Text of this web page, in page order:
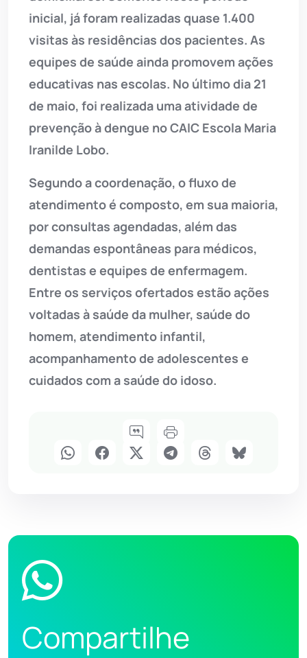
inicial, já foram realizadas quase 1.400
visitas às residências dos pacientes. As
equipes de saúde ainda promovem ações
educativas nas escolas. No último dia 21
de maio, foi realizada uma atividade de
prevenção à dengue no CAIC Escola Maria
Iranilde Lobo.
Segundo a coordenação, o fluxo de
atendimento é composto, em sua maioria,
por consultas agendadas, além das
demandas espontâneas para médicos,
dentistas e equipes de enfermagem.
Entre os serviços ofertados estão ações
voltadas à saúde da mulher, saúde do
homem, atendimento infantil,
acompanhamento de adolescentes e
cuidados com a saúde do idoso.
Compartilhe